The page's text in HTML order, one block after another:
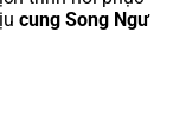
cung Song Ngư